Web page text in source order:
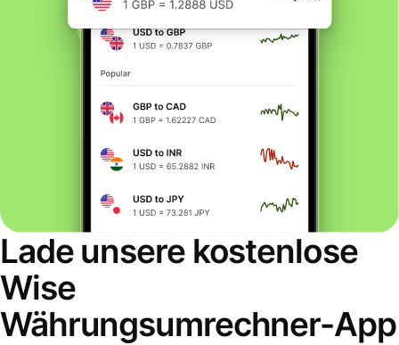
Lade unsere kostenlose
Wise
Währungsumrechner-App